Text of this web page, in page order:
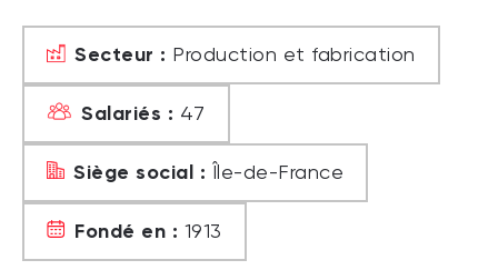
Secteur : Production et fabrication
Salariés : 47
Siège social : Île-de-France
Fondé en : 1913